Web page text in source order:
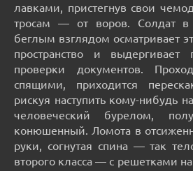
лавками, пристегнув свои
тросам — от воров. Солдат в
беглым взглядом осматривает
пространство и
проверки документов.
спящими, приходится
рискуя наступить кому-нибудь
человеческий бурелом,
конюшенный. Ломота в
руки, согнутая спина — так
второго класса — с решетками